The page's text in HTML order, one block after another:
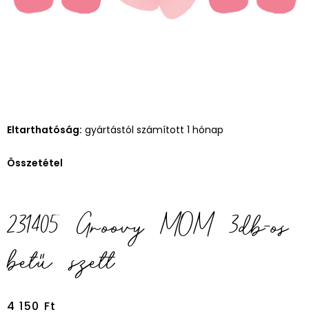
Eltarthatóság: gyártástól számított 1 hónap
Összetétel
231405 Groovy MOM 3db-os
betű szett
4 150 Ft